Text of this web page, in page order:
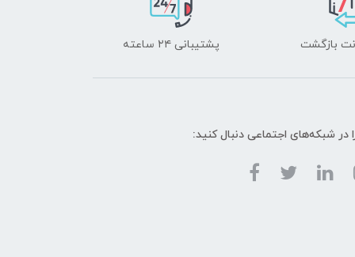
پشتیبانی ۲۴ ساعته
در شبکه‌های اجتماعی دنبال کنید: